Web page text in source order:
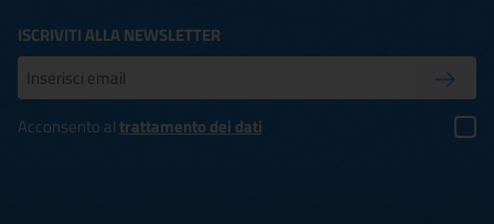
ISCRIVITI ALLA NEWSLETTER
Inserisci la tua mail
Acconsento altrattamento dei dati